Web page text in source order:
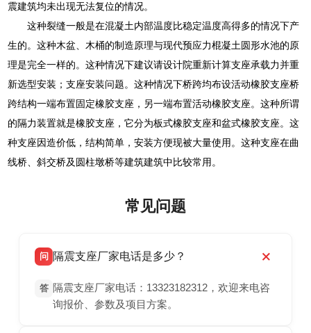
震建筑均未出现无法复位的情况。
这种裂缝一般是在混凝土内部温度比稳定温度高得多的情况下产
生的。这种木盆、木桶的制造原理与现代预应力棍凝土圆形水池的原
理是完全一样的。这种情况下建议请设计院重新计算支座承载力并重
新选型安装；支座安装问题。这种情况下桥跨均布设活动橡胶支座桥
跨结构一端布置固定橡胶支座，另一端布置活动橡胶支座。这种所谓
的隔力装置就是橡胶支座，它分为板式橡胶支座和盆式橡胶支座。这
种支座因造价低，结构简单，安装方便现被大量使用。这种支座在曲
线桥、斜交桥及圆柱墩桥等建筑建筑中比较常用。
常见问题
问 隔震支座厂家电话是多少？
答 隔震支座厂家电话：13323182312，欢迎来电咨
询报价、参数及项目方案。